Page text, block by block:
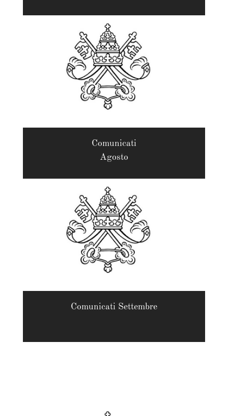
Comunicati
Agosto
Comunicati Settembre